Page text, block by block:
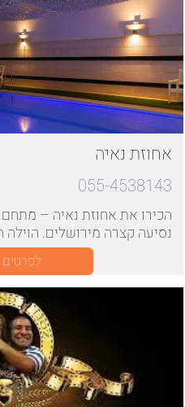
אחוזת נאיה
055-4538143
הכירו את אחוזת נאיה –
נסיעה קצרה מירושלים.
לפרטים